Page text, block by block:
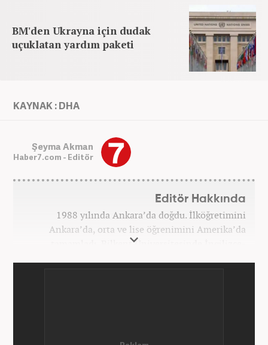
BM'den Ukrayna için dudak
uçuklatan yardım paketi
KAYNAK : DHA
Şeyma Akman
Haber7.com - Editör
Editör Hakkında
1988 yılında Ankara’da doğdu. İlköğretimini
Ankara’da, orta ve lise öğrenimini Amerika’da
tamamladı. Bilkent Üniversitesinde İngilizce-